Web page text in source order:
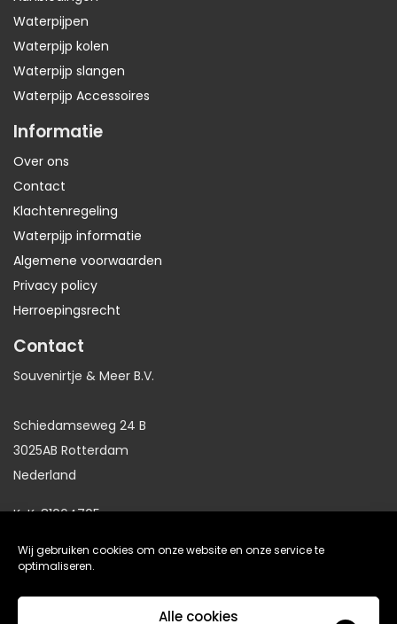
Wij gebruiken cookies om onze website en onze service te
optimaliseren.
Alle cookies
Waterpijpen
Waterpijp kolen
Waterpijp slangen
Waterpijp Accessoires
Informatie
Over ons
Contact
Klachtenregeling
Waterpijp informatie
Algemene voorwaarden
Privacy policy
Herroepingsrecht
Contact
Souvenirtje & Meer B.V.
Schiedamseweg 24 B
3025AB Rotterdam
Nederland
KvK: 81064705